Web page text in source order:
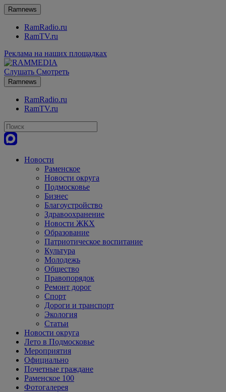
Ramnews
RamRadio.ru
RamTV.ru
Реклама на наших площадках
Слушать Смотреть
Ramnews
RamRadio.ru
RamTV.ru
Новости
Раменское
Новости округа
Подмосковье
Бизнес
Благоустройство
Здравоохранение
Новости ЖКХ
Образование
Патриотическое воспитание
Культура
Молодежь
Общество
Правопорядок
Ремонт дорог
Спорт
Дороги и транспорт
Экология
Статьи
Новости округа
Лето в Подмосковье
Мероприятия
Официально
Почетные граждане
Раменское 100
Фотогалерея